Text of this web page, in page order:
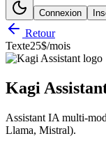
Connexion
Retour
Texte25$/mois
Kagi
Assistant IA multi-
Llama, Mistral).